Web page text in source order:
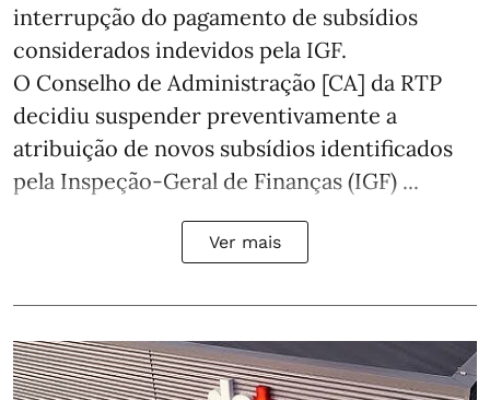
interrupção do pagamento de subsídios
considerados indevidos pela IGF.
O Conselho de Administração [CA] da RTP
decidiu suspender preventivamente a
atribuição de novos subsídios identificados
pela Inspeção-Geral de Finanças (IGF) ...
Ver mais